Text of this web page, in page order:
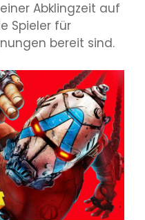
Abklingzeit auf
Spieler für
bereit sind.